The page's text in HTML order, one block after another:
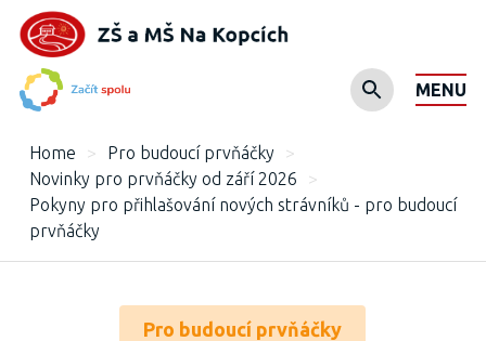
MENU
Home > Pro budoucí prvňáčky
>
Novinky pro prvňáčky od září 2026
>
Pokyny pro přihlašování nových strávníků - pro budoucí
prvňáčky
Pro budoucí prvňáčky